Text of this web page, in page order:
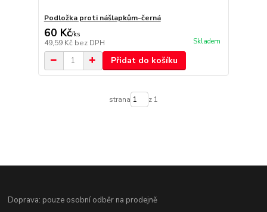
Podložka proti nášlapkům-černá
60 Kč/ks
49,59 Kč bez DPH Skladem
Přidat do košíku
strana z 1
Doprava: pouze osobní odběr na prodejně